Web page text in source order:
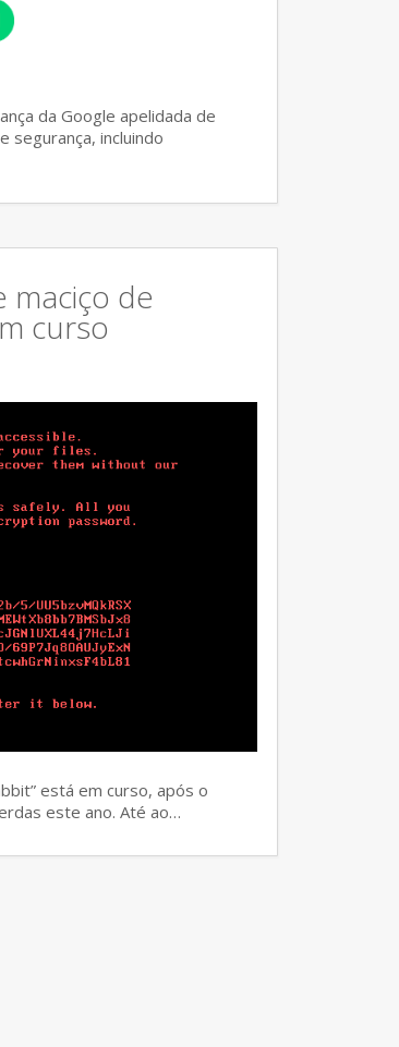
da Google apelidada de
segurança, incluindo
maciço de
curso
está em curso, após o
este ano. Até ao…